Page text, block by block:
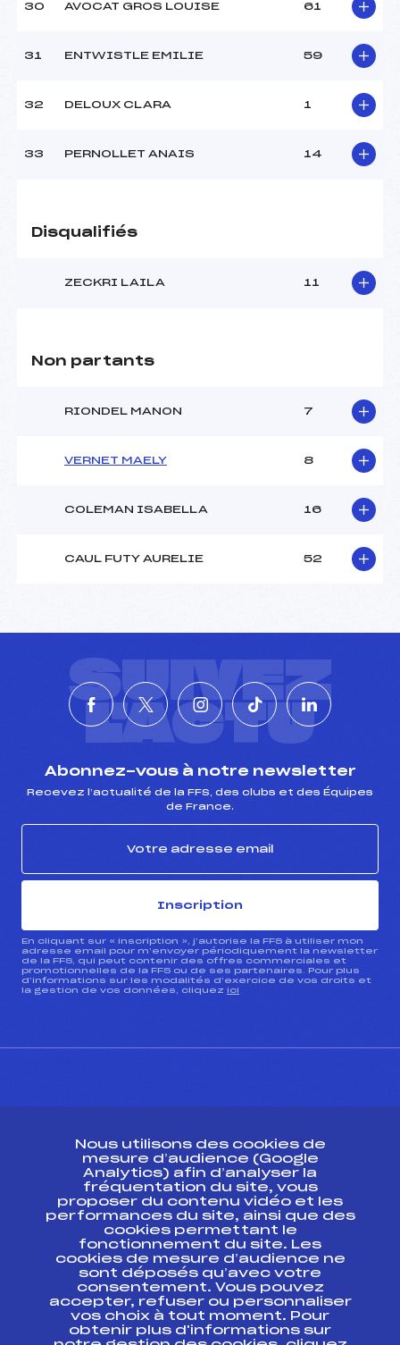
30 AVOCAT GROS LOUISE 61
31 ENTWISTLE EMILIE 59
32 DELOUX CLARA 1
33 PERNOLLET ANAIS 14
Disqualifiés
ZECKRI LAILA 11
Non partants
RIONDEL MANON 7
VERNET MAELY 8
COLEMAN ISABELLA 16
CAUL FUTY AURELIE 52
SUIVEZ
L'ACTU
Abonnez-vous à notre newsletter
Recevez l’actualité de la FFS, des clubs et des Équipes
de France.
Inscription
En cliquant sur « inscription », j’autorise la FFS à utiliser mon
adresse email pour m’envoyer périodiquement la newsletter
de la FFS, qui peut contenir des offres commerciales et
promotionnelles de la FFS ou de ses partenaires. Pour plus
d’informations sur les modalités d’exercice de vos droits et
la gestion de vos données, cliquez ici
Ressources
Pass’Neige
Projet sportif fédéral
Projet de performance fédéral
Antidopage
Pôle Développement, Formation, Suivi
Scientifique
Listes ministérielles
Nous utilisons des cookies de
mesure d’audience (Google
Analytics) afin d’analyser la
fréquentation du site, vous
proposer du contenu vidéo et les
performances du site, ainsi que des
cookies permettant le
fonctionnement du site. Les
cookies de mesure d’audience ne
sont déposés qu’avec votre
consentement. Vous pouvez
accepter, refuser ou personnaliser
vos choix à tout moment. Pour
obtenir plus d'informations sur